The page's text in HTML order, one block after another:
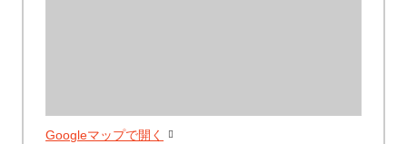
Googleマップで開く